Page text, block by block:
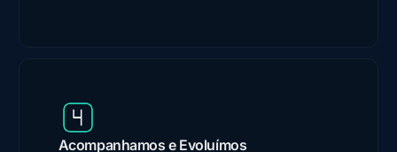
Acompanhamos e Evoluímos